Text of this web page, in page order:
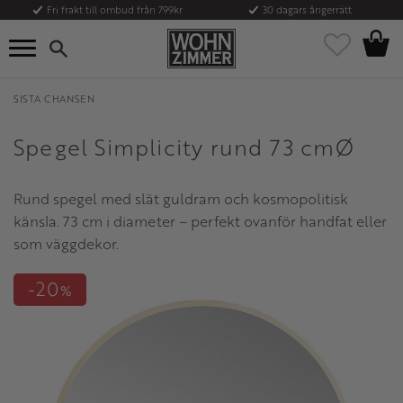
Meny
Fri frakt till ombud från 799kr 30 dagars ångerrätt
Favoriter
SISTA CHANSEN
Spegel Simplicity rund 73 cmØ
Rund spegel med slät guldram och kosmopolitisk
känsla. 73 cm i diameter – perfekt ovanför handfat eller
som väggdekor.
20%